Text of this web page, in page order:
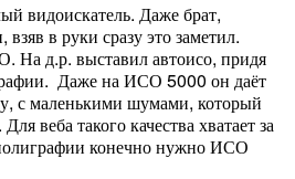
видоискатель. Даже брат,
в руки сразу это заметил.
На д.р. выставил автоисо, придя
Даже на ИСО 5000 он даёт
с маленькими шумами, который
веба такого качества хватает за
конечно нужно ИСО